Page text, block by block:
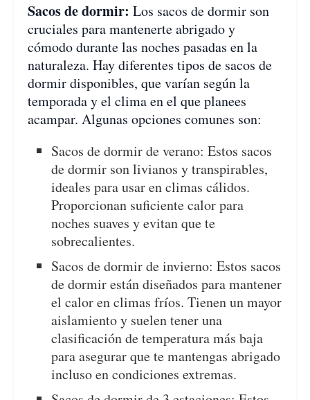
Sacos de dormir: Los sacos de dormir son
cruciales para mantenerte abrigado y
cómodo durante las noches pasadas en la
naturaleza. Hay diferentes tipos de sacos de
dormir disponibles, que varían según la
temporada y el clima en el que planees
acampar. Algunas opciones comunes son:
Sacos de dormir de verano: Estos sacos
de dormir son livianos y transpirables,
ideales para usar en climas cálidos.
Proporcionan suficiente calor para
noches suaves y evitan que te
sobrecalientes.
Sacos de dormir de invierno: Estos sacos
de dormir están diseñados para mantener
el calor en climas fríos. Tienen un mayor
aislamiento y suelen tener una
clasificación de temperatura más baja
para asegurar que te mantengas abrigado
incluso en condiciones extremas.